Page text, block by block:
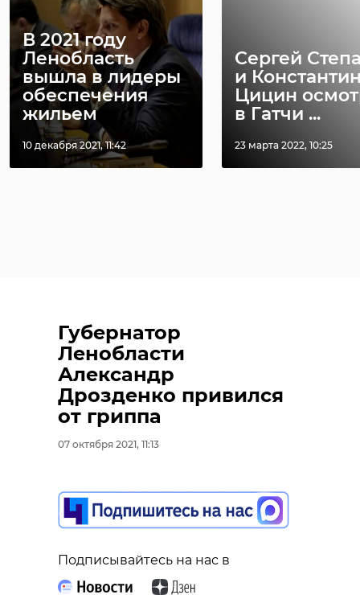
В 2021 году
Ленобласть
вышла в лидеры
обеспечения
жильем
10 декабря 2021, 11:42
Сергей
и
Цицин
в Гатчи ...
23 марта 2022, 10:25
Губернатор
Ленобласти
Александр
Дрозденко привился
от гриппа
07 октября 2021, 11:13
Подписывайтесь на нас в